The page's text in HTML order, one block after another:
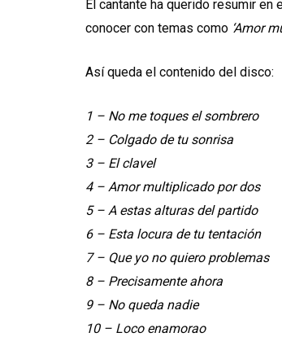
El cantante ha querido resumir
conocer con temas como ‘Amor
Así queda el contenido del disco:
1 – No me toques el sombrero
2 – Colgado de tu sonrisa
3 – El clavel
4 – Amor multiplicado por dos
5 – A estas alturas del partido
6 – Esta locura de tu tentación
7 – Que yo no quiero problemas
8 – Precisamente ahora
9 – No queda nadie
10 – Loco enamorao